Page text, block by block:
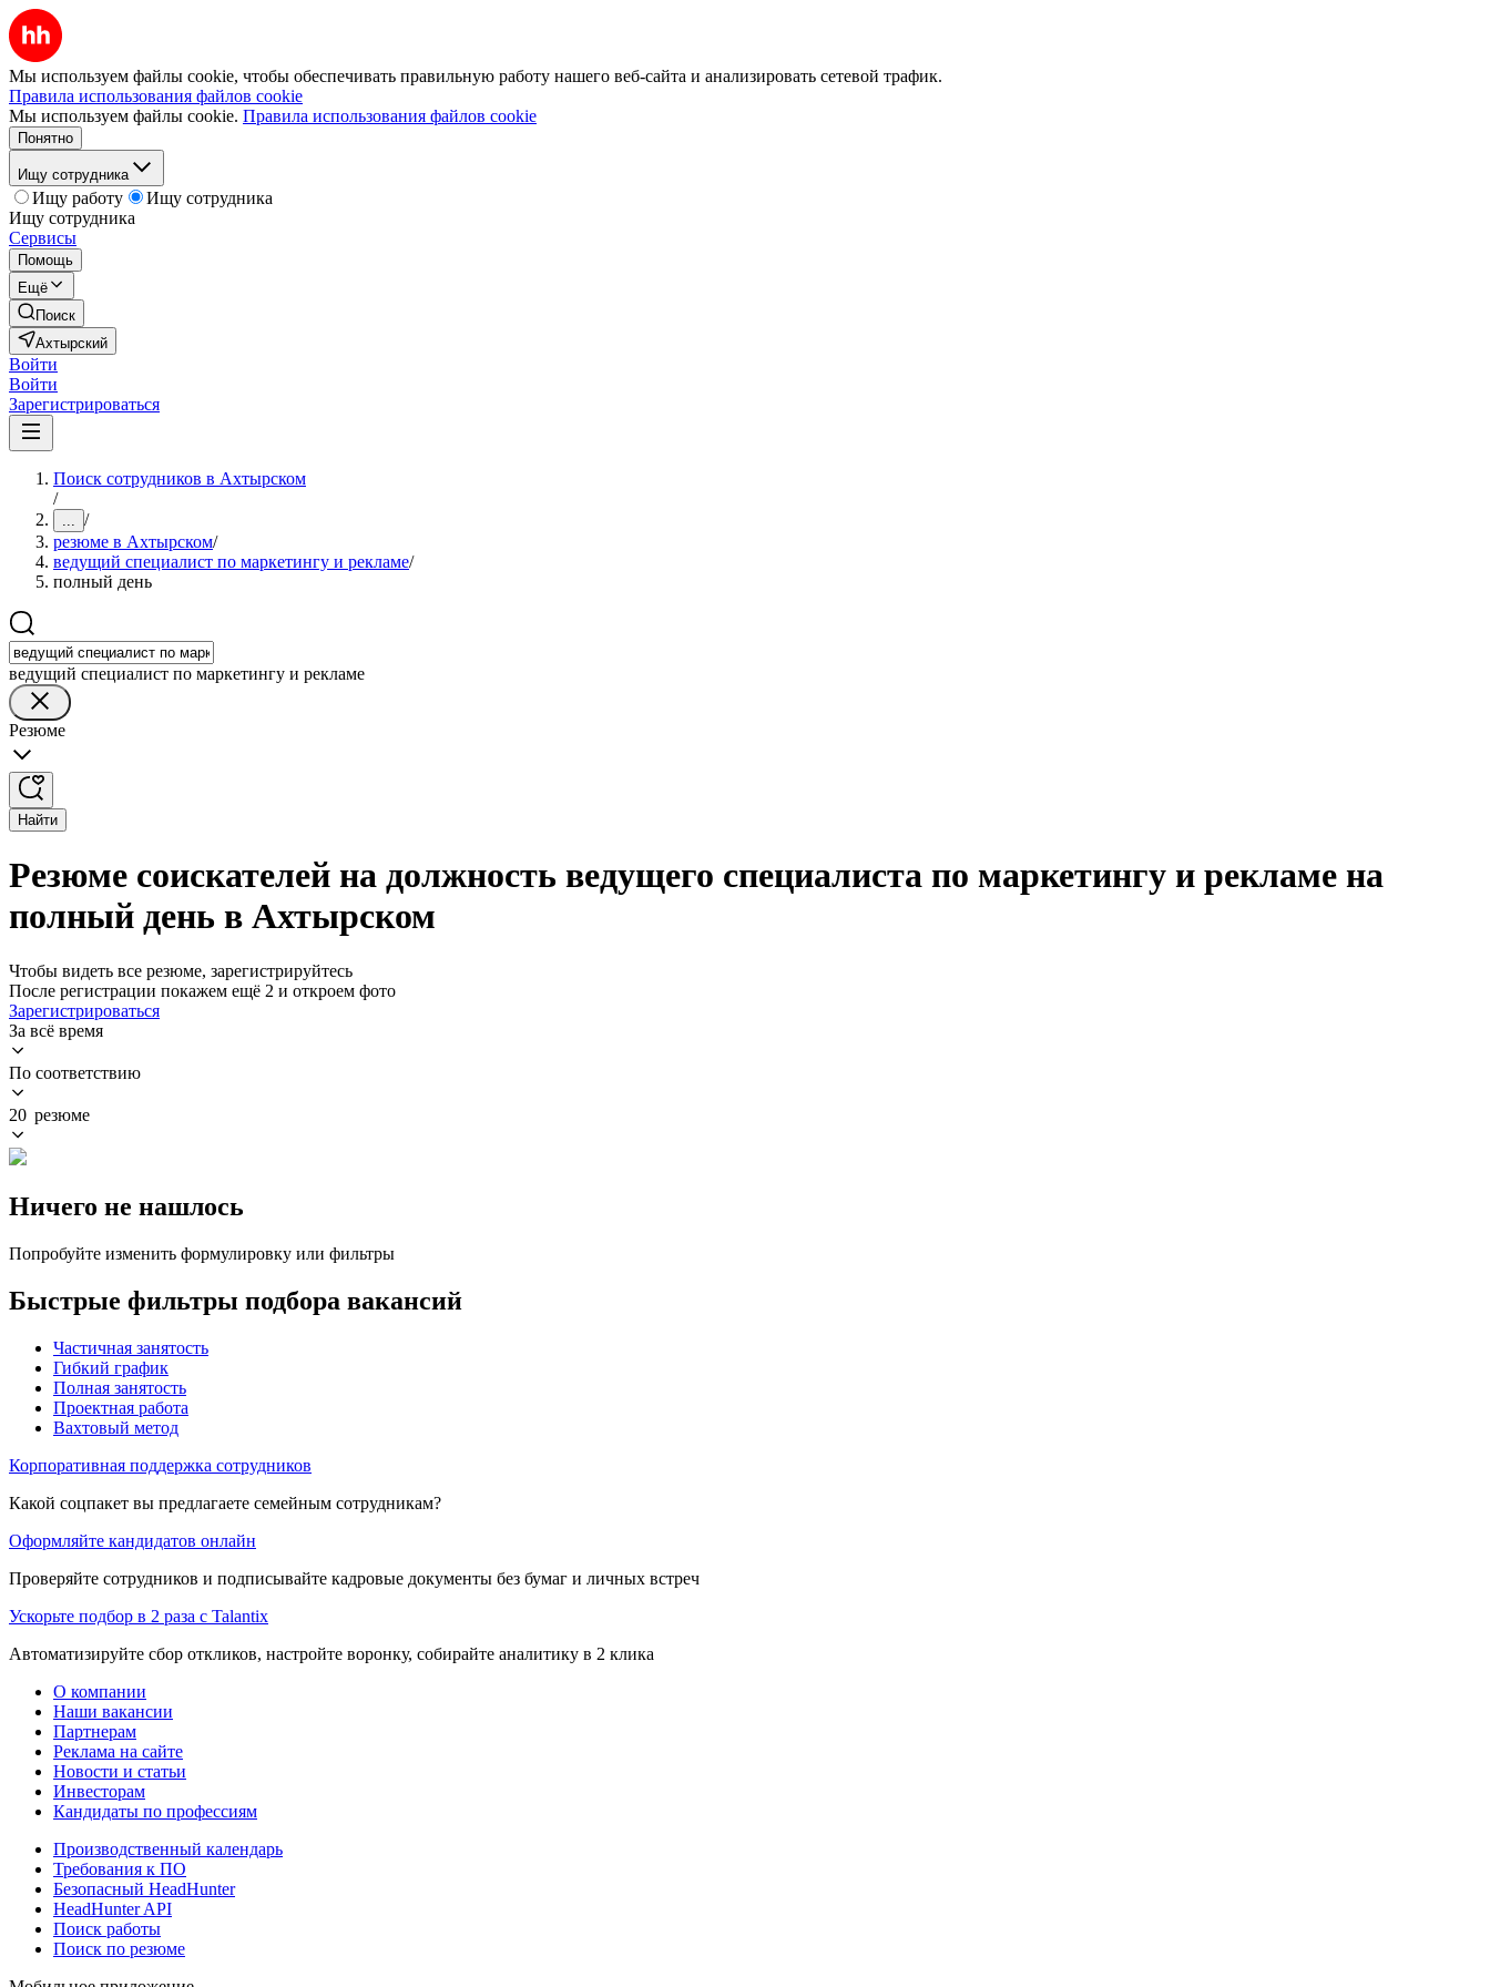
Мы используем файлы cookie, чтобы обеспечивать правильную работу нашего веб-сайта и анализировать сетевой трафик.
Правила использования файлов cookie
Мы используем файлы cookie. Правила использования файлов cookie
Понятно
Ищу сотрудника
Ищу работу
Ищу сотрудника
Ищу сотрудника
Сервисы
Помощь
Ещё
Поиск
Ахтырский
Войти
Войти
Зарегистрироваться
Поиск сотрудников в Ахтырском
/
... /
резюме в Ахтырском/
ведущий специалист по маркетингу и рекламе/
полный день
ведущий специалист по маркетингу и рекламе
Резюме
Найти
Резюме соискателей на должность ведущего специалиста по маркетингу и рекламе на
полный день в Ахтырском
Чтобы видеть все резюме, зарегистрируйтесь
После регистрации покажем ещё 2 и откроем фото
Зарегистрироваться
За всё время
По соответствию
20 резюме
Ничего не нашлось
Попробуйте изменить формулировку или фильтры
Быстрые фильтры подбора вакансий
Частичная занятость
Гибкий график
Полная занятость
Проектная работа
Вахтовый метод
Корпоративная поддержка сотрудников
Какой соцпакет вы предлагаете семейным сотрудникам?
Оформляйте кандидатов онлайн
Проверяйте сотрудников и подписывайте кадровые документы без бумаг и личных встреч
Ускорьте подбор в 2 раза с Talantix
Автоматизируйте сбор откликов, настройте воронку, собирайте аналитику в 2 клика
О компании
Наши вакансии
Партнерам
Реклама на сайте
Новости и статьи
Инвесторам
Кандидаты по профессиям
Производственный календарь
Требования к ПО
Безопасный HeadHunter
HeadHunter API
Поиск работы
Поиск по резюме